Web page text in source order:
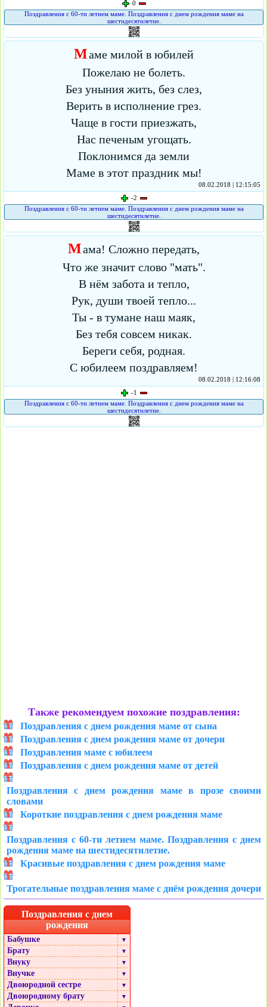
0
Поздравления с 60-ти летием маме. Поздравления с днем рождения маме на
шестидесятилетие.
Маме милой в юбилей
Пожелаю не болеть.
Без уныния жить, без слез,
Верить в исполнение грез.
Чаще в гости приезжать,
Нас печеным угощать.
Поклонимся да земли
Маме в этот праздник мы!
08.02.2018 | 12:15:05
-2
Поздравления с 60-ти летием маме. Поздравления с днем рождения маме на
шестидесятилетие.
Мама! Сложно передать,
Что же значит слово "мать".
В нём забота и тепло,
Рук, души твоей тепло...
Ты - в тумане наш маяк,
Без тебя совсем никак.
Береги себя, родная.
С юбилеем поздравляем!
08.02.2018 | 12:16:08
-1
Поздравления с 60-ти летием маме. Поздравления с днем рождения маме на
шестидесятилетие.
Также рекомендуем похожие поздравления:
Поздравления с днем рождения маме от сына
Поздравления с днем рождения маме от дочери
Поздравления маме с юбилеем
Поздравления с днем рождения маме от детей
Поздравления с днем рождения маме в прозе своими
словами
Короткие поздравления с днем рождения маме
Поздравления с 60-ти летием маме. Поздравления с днем
рождения маме на шестидесятилетие.
Красивые поздравления с днем рождения маме
Трогательные поздравления маме с днём рождения дочери
Поздравления с днем
рождения
Бабушке ▼
Брату ▼
Внуку ▼
Внучке ▼
Двоюродной сестре ▼
Двоюродному брату ▼